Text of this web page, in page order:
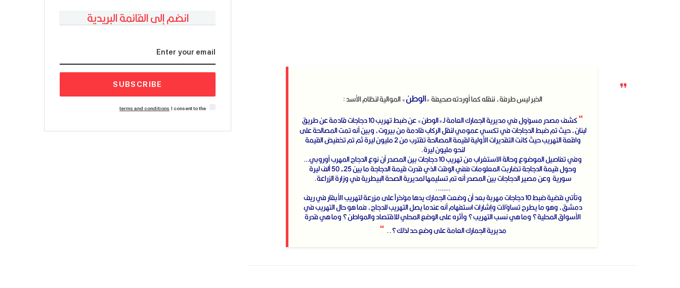
الخبر ليس طرفة، ننقله كما أوردته صحيفة«الوطن»الموالية لنظام الأسد :
“ كشف مصدر مسؤول في مديرية الجمارك العامة لـ«الوطن» عن ضبط تهريب 10 دجاجات قادمة عن طريق
لبنان، حيث تم ضبط الدجاجات في تكسي عمومي لنقل الركاب قادمة من بيروت، وبين أنه تمت المصالحة على
واقعة التهريب حيث كانت التقديرات الأولية لقيمة المصالحة تقترب من 2 مليون ليرة ثم تم تخفيض القيمة
لنحو مليون ليرة.
وفي تفاصيل الموضوع وحالة الاستغراب من تهريب 10 دجاجات بين المصدر أن نوع الدجاج المهرب أوروبي…
وحول قيمة الدجاجة تضاربت المعلومات ففي الوقت الذي قدرت قيمة الدجاجة ما بين 25- 50 ألف ليرة
سورية وعن مصير الدجاجات بين المصدر أنه تم تسليمها لمديرية الصحة البيطرية في وزارة الزراعة.
……..
وتأتي قضية ضبط 10 دجاجات مهربة بعد أن وضعت الجمارك يدها مؤخراً على مزرعة لتهريب الأبقار في ريف
دمشق، وهو ما يطرح تساؤلات وإشارات استفهام أنه عندما يصل التهريب للدجاج، فما هو حال التهريب في
الأسواق المحلية؟ وما هي نسب التهريب؟ وأثره على الوضع المحلي للاقتصاد والمواطن؟ وما هي قدرة
مديرية الجمارك العامة على وضع حد لذلك؟.. “
انضم إلى القائمة البريدية
SUBSCRIBE
I consent to the
terms and conditions